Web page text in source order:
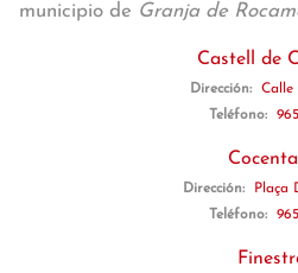
municipio de Granja de
Castell de
Dirección:
Calle
Teléfono:
Dirección:
Plaça
Teléfono: